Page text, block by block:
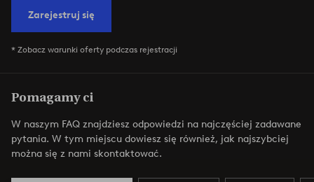
Zarejestruj się
* Zobacz warunki oferty podczas rejestracji
Pomagamy ci
W naszym FAQ znajdziesz odpowiedzi na najczęściej zadawane
pytania. W tym miejscu dowiesz się również, jak najszybciej
można się z nami skontaktować.